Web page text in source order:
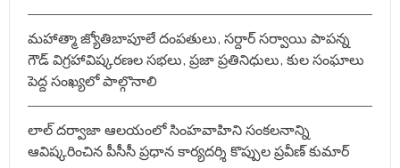
మహాత్మా జ్యోతిబాపూలే దంపతులు, సర్దార్ సర్వాయి పాపన్న
గౌడ్ విగ్రహావిష్కరణల సభలు, ప్రజా ప్రతినిధులు, కుల సంఘాలు
పెద్ద సంఖ్యలో పాల్గొనాలి
లాల్ దర్వాజా ఆలయంలో సింహవాహిని సంకలనాన్ని
ఆవిష్కరించిన పీసీసీ ప్రధాన కార్యదర్శి కొప్పుల ప్రవీణ్ కుమార్